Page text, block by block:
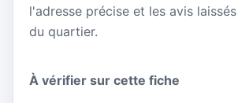
l'adresse précise et les avis
du quartier.
À vérifier sur cette fiche